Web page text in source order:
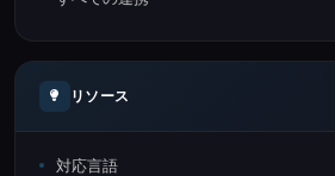
リソース
対応言語